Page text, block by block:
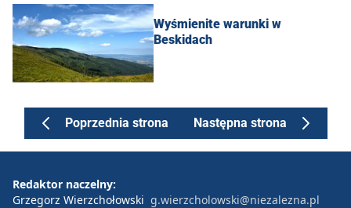
Wyśmienite warunki w
Beskidach
Poprzednia strona Następna strona
Redaktor naczelny:
Grzegorz Wierzchołowski g.wierzcholowski@niezalezna.pl